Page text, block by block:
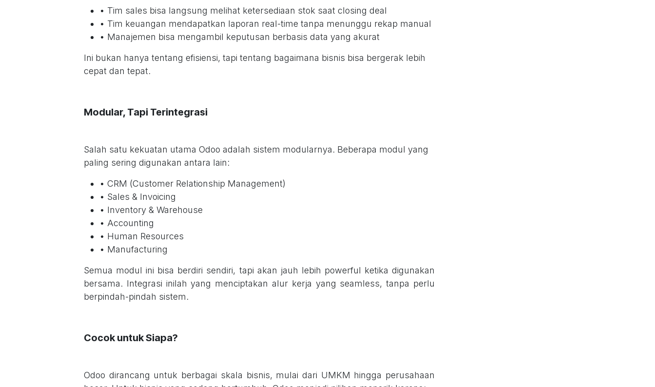
• Tim sales bisa langsung melihat ketersediaan stok saat closing deal
• Tim keuangan mendapatkan laporan real-time tanpa menunggu rekap manual
• Manajemen bisa mengambil keputusan berbasis data yang akurat
Ini bukan hanya tentang efisiensi, tapi tentang bagaimana bisnis bisa bergerak lebih
cepat dan tepat.
Modular, Tapi Terintegrasi
Salah satu kekuatan utama Odoo adalah sistem modularnya. Beberapa modul yang
paling sering digunakan antara lain:
• CRM (Customer Relationship Management)
• Sales & Invoicing
• Inventory & Warehouse
• Accounting
• Human Resources
• Manufacturing
Semua modul ini bisa berdiri sendiri, tapi akan jauh lebih powerful ketika digunakan
bersama. Integrasi inilah yang menciptakan alur kerja yang seamless, tanpa perlu
berpindah-pindah sistem.
Cocok untuk Siapa?
Odoo dirancang untuk berbagai skala bisnis, mulai dari UMKM hingga perusahaan